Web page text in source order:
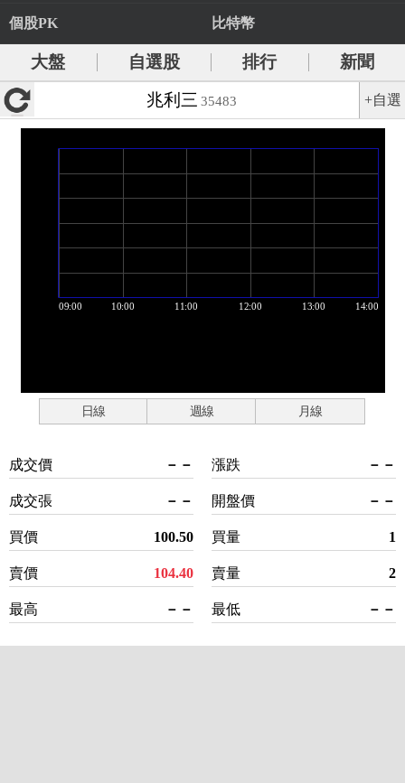
個股PK 比特幣
大盤 自選股 排行
新聞
兆利三 35483 +自選
日線 週線 月線
成交價 －－
成交張 －－
買價 100.50
賣價 104.40
最高 －－
漲跌 －－
開盤價 －－
買量 1
賣量 2
最低 －－